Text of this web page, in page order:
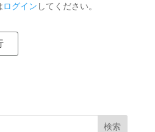
ログイン してください。
検索